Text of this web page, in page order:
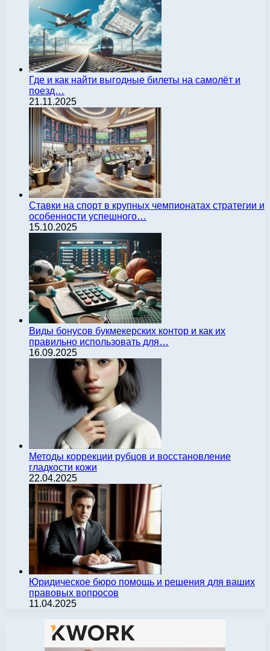
Где и как найти выгодные билеты на самолёт и
поезд…
21.11.2025
Ставки на спорт в крупных чемпионатах стратегии и
особенности успешного…
15.10.2025
Виды бонусов букмекерских контор и как их
правильно использовать для…
16.09.2025
Методы коррекции рубцов и восстановление
гладкости кожи
22.04.2025
Юридическое бюро помощь и решения для ваших
правовых вопросов
11.04.2025